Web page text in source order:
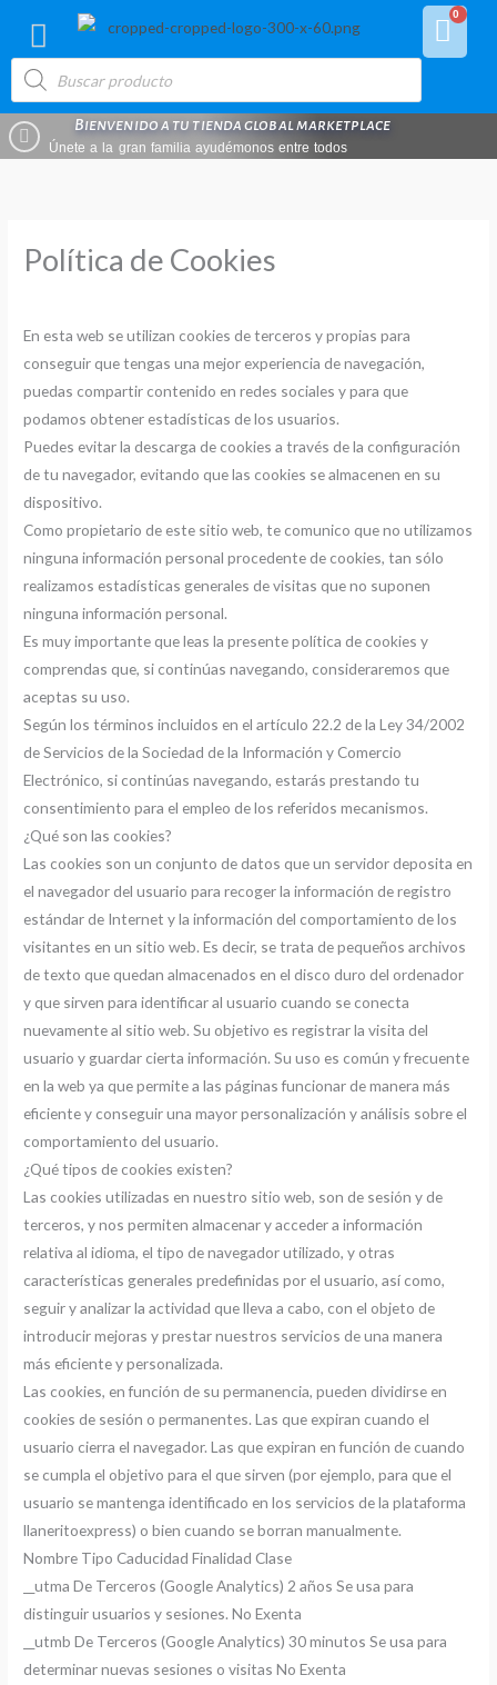
contenido
0
Búsqueda
de
productos
Bienvenido a tu tienda global marketplace
Únete a la gran familia ayudémonos entre todos
Política de Cookies
En esta web se utilizan cookies de terceros y propias para
conseguir que tengas una mejor experiencia de navegación,
puedas compartir contenido en redes sociales y para que
podamos obtener estadísticas de los usuarios.
Puedes evitar la descarga de cookies a través de la configuración
de tu navegador, evitando que las cookies se almacenen en su
dispositivo.
Como propietario de este sitio web, te comunico que no utilizamos
ninguna información personal procedente de cookies, tan sólo
realizamos estadísticas generales de visitas que no suponen
ninguna información personal.
Es muy importante que leas la presente política de cookies y
comprendas que, si continúas navegando, consideraremos que
aceptas su uso.
Según los términos incluidos en el artículo 22.2 de la Ley 34/2002
de Servicios de la Sociedad de la Información y Comercio
Electrónico, si continúas navegando, estarás prestando tu
consentimiento para el empleo de los referidos mecanismos.
¿Qué son las cookies?
Las cookies son un conjunto de datos que un servidor deposita en
el navegador del usuario para recoger la información de registro
estándar de Internet y la información del comportamiento de los
visitantes en un sitio web. Es decir, se trata de pequeños archivos
de texto que quedan almacenados en el disco duro del ordenador
y que sirven para identificar al usuario cuando se conecta
nuevamente al sitio web. Su objetivo es registrar la visita del
usuario y guardar cierta información. Su uso es común y frecuente
en la web ya que permite a las páginas funcionar de manera más
eficiente y conseguir una mayor personalización y análisis sobre el
comportamiento del usuario.
¿Qué tipos de cookies existen?
Las cookies utilizadas en nuestro sitio web, son de sesión y de
terceros, y nos permiten almacenar y acceder a información
relativa al idioma, el tipo de navegador utilizado, y otras
características generales predefinidas por el usuario, así como,
seguir y analizar la actividad que lleva a cabo, con el objeto de
introducir mejoras y prestar nuestros servicios de una manera
más eficiente y personalizada.
Las cookies, en función de su permanencia, pueden dividirse en
cookies de sesión o permanentes. Las que expiran cuando el
usuario cierra el navegador. Las que expiran en función de cuando
se cumpla el objetivo para el que sirven (por ejemplo, para que el
usuario se mantenga identificado en los servicios de la plataforma
llaneritoexpress) o bien cuando se borran manualmente.
Nombre Tipo Caducidad Finalidad Clase
__utma De Terceros (Google Analytics) 2 años Se usa para
distinguir usuarios y sesiones. No Exenta
__utmb De Terceros (Google Analytics) 30 minutos Se usa para
determinar nuevas sesiones o visitas No Exenta